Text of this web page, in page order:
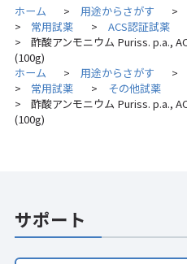
ホーム > 用途からさがす >
> 常用試薬 > ACS認証試薬
>
酢酸アンモニウム Puriss. p.a.,
(100g)
ホーム
> 用途からさがす >
> 常用試薬 > その他試薬
>
酢酸アンモニウム Puriss. p.a.,
(100g)
サポート